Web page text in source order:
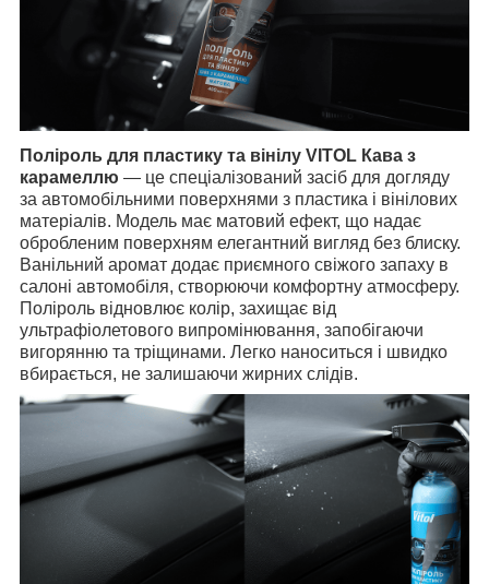
Поліроль для пластику та вінілу VITOL Кава з
карамеллю — це спеціалізований засіб для догляду
за автомобільними поверхнями з пластика і вінілових
матеріалів. Модель має матовий ефект, що надає
обробленим поверхням елегантний вигляд без блиску.
Ванільний аромат додає приємного свіжого запаху в
салоні автомобіля, створюючи комфортну атмосферу.
Поліроль відновлює колір, захищає від
ультрафіолетового випромінювання, запобігаючи
вигорянню та тріщинами. Легко наноситься і швидко
вбирається, не залишаючи жирних слідів.